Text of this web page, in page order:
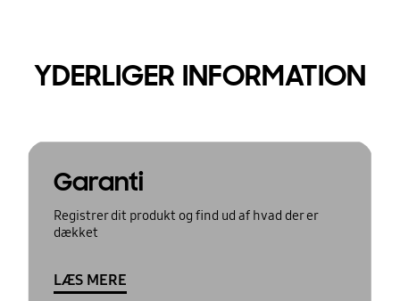
YDERLIGER INFORMATION
Garanti
Registrer dit produkt og find ud af hvad der er
dækket
LÆS MERE